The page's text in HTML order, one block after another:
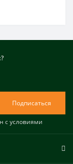
Подписаться
с условиями